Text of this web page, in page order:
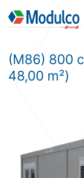
(M86) 800
48,00 m²)